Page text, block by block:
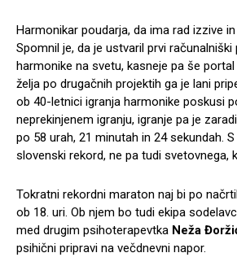
Harmonikar poudarja, da ima rad izzive
Spomnil je, da je ustvaril prvi
harmonike na svetu, kasneje pa še
želja po drugačnih projektih ga je lani
ob 40-letnici igranja harmonike poskusi
neprekinjenem igranju, igranje pa je
po 58 urah, 21 minutah in 24 sekundah.
slovenski rekord, ne pa tudi svetovnega,
Tokratni rekordni maraton naj bi po
ob 18. uri. Ob njem bo tudi ekipa
med drugim psihoterapevtka Neža
psihični pripravi na večdnevni napor.